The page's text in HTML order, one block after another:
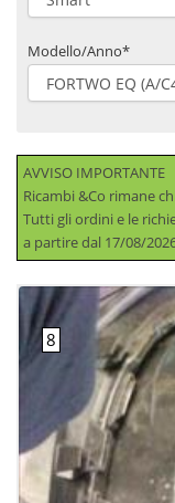
Modello/Anno*
AVVISO IMPORTANTE
Ricambi &Co rimane
Tutti gli ordini e le
a partire dal 17/08/